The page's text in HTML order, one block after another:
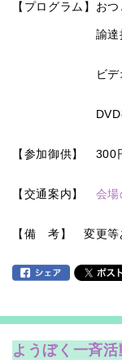
【プログラム】おつ
諭達拝
ビデオメ
DVD視
【参加御供】 300
【交通案内】 会場
【備 考】 変更等
ようぼく一斉